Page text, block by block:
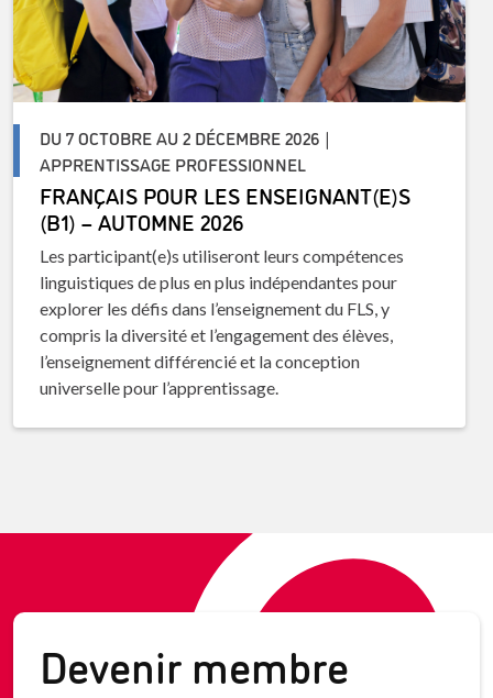
DU 7 OCTOBRE AU 2 DÉCEMBRE 2026 |
APPRENTISSAGE PROFESSIONNEL
FRANÇAIS POUR LES ENSEIGNANT(E)S
(B1) – AUTOMNE 2026
Les participant(e)s utiliseront leurs compétences
linguistiques de plus en plus indépendantes pour
explorer les défis dans l’enseignement du FLS, y
compris la diversité et l’engagement des élèves,
l’enseignement différencié et la conception
universelle pour l’apprentissage.
Devenir membre